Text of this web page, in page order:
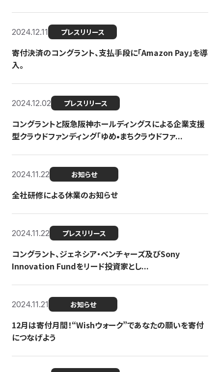
2024.12.11 プレスリリース
寄付決済のコングラント、支払手段に「Amazon Pay」を導
入。
2024.12.02 プレスリリース
コングラントと阪急阪神ホールディングスによる企業支援
型クラウドファンディング「ゆめ•まちクラウドファ...
2024.11.22 お知らせ
全社研修による休業のお知らせ
2024.11.22 プレスリリース
コングラント、ジェネシア・ベンチャーズ及びSony
Innovation Fundをリード投資家とし...
2024.11.21 お知らせ
12月は寄付月間！“Wishウォーク”であなたの願いを寄付
につなげよう